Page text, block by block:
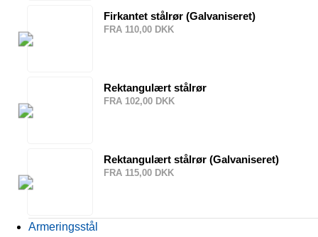
Firkantet stålrør (Galvaniseret)
FRA 110,00 DKK
Rektangulært stålrør
FRA 102,00 DKK
Rektangulært stålrør (Galvaniseret)
FRA 115,00 DKK
Armeringsstål